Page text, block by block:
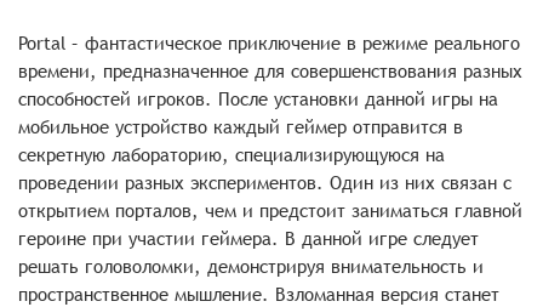
Portal – фантастическое приключение в режиме реального
времени, предназначенное для совершенствования разных
способностей игроков. После установки данной игры на
мобильное устройство каждый геймер отправится в
секретную лабораторию, специализирующуюся на
проведении разных экспериментов. Один из них связан с
открытием порталов, чем и предстоит заниматься главной
героине при участии геймера. В данной игре следует
решать головоломки, демонстрируя внимательность и
пространственное мышление. Взломанная версия станет